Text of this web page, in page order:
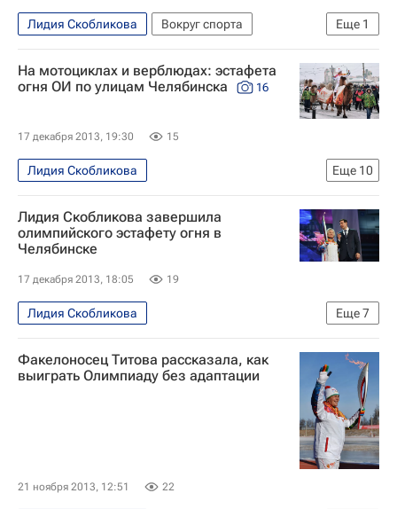
Еще 1
Лидия Скобликова
Вокруг спорта
Дмитрий Медведев
На мотоциклах и верблюдах: эстафета
огня ОИ по улицам Челябинска
16
17 декабря 2013, 19:30 15
Еще 10
Лидия Скобликова
Фото - Эстафета Олимпийского огня
Фото
Мультимедийный спортивный пакет
Олимпийские игры
Фото - Сочи 2014
Эстафета Олимпийского огня
Равиль Гусманов
Челябинск. 16-17 декабря
Зимние Олимпийские игры 2014
Лидия Скобликова завершила
олимпийского эстафету огня в
Челябинске
17 декабря 2013, 18:05 19
Еще7
Лидия Скобликова
Эстафета Олимпийского огня
Олимпийские игры
Спорт
Новости эстафеты - Эстафета Олимпийского огня
Факелоносец Титова рассказала, как
выиграть Олимпиаду без адаптации
21 ноября 2013, 12:51 22